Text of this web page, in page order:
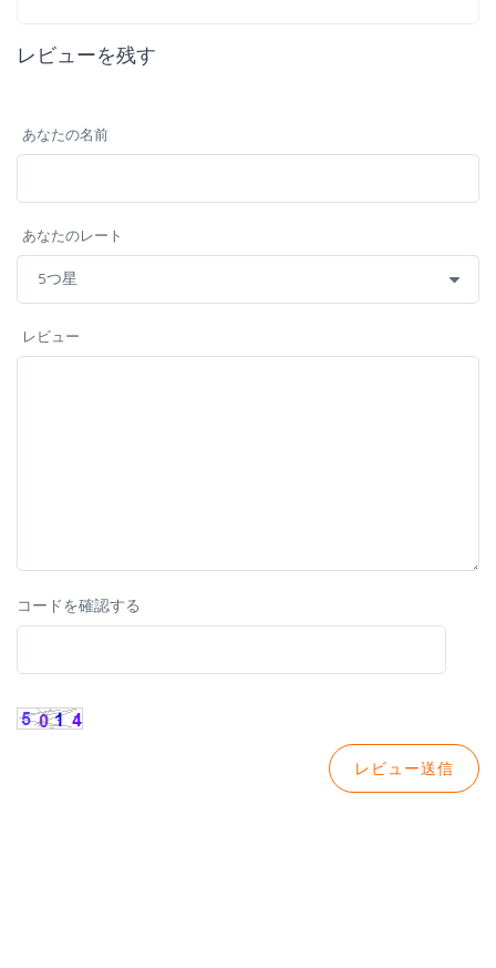
レビューを残す
あなたの名前
あなたのレート
レビュー
コードを確認する